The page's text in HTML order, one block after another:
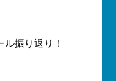
振り返り！